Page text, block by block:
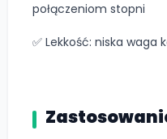
połączeniom stopni
✅ Lekkość: niska waga